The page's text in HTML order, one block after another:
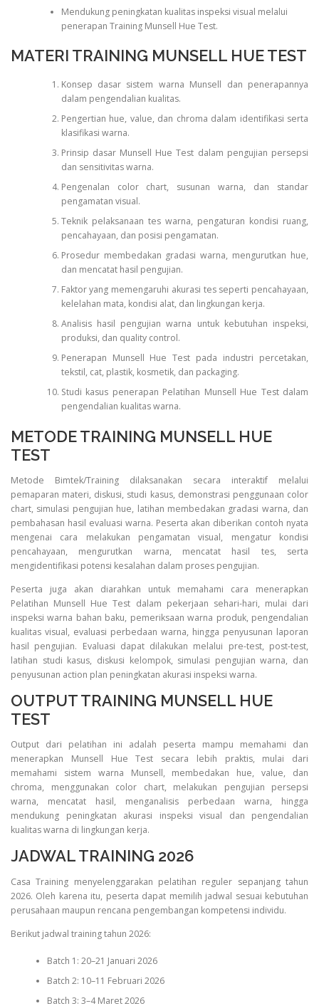
Mendukung peningkatan kualitas inspeksi visual melalui
penerapan Training Munsell Hue Test.
MATERI TRAINING MUNSELL HUE TEST
Konsep dasar sistem warna Munsell dan penerapannya
dalam pengendalian kualitas.
Pengertian hue, value, dan chroma dalam identifikasi serta
klasifikasi warna.
Prinsip dasar Munsell Hue Test dalam pengujian persepsi
dan sensitivitas warna.
Pengenalan color chart, susunan warna, dan standar
pengamatan visual.
Teknik pelaksanaan tes warna, pengaturan kondisi ruang,
pencahayaan, dan posisi pengamatan.
Prosedur membedakan gradasi warna, mengurutkan hue,
dan mencatat hasil pengujian.
Faktor yang memengaruhi akurasi tes seperti pencahayaan,
kelelahan mata, kondisi alat, dan lingkungan kerja.
Analisis hasil pengujian warna untuk kebutuhan inspeksi,
produksi, dan quality control.
Penerapan Munsell Hue Test pada industri percetakan,
tekstil, cat, plastik, kosmetik, dan packaging.
Studi kasus penerapan Pelatihan Munsell Hue Test dalam
pengendalian kualitas warna.
METODE TRAINING MUNSELL HUE
TEST
Metode Bimtek/Training dilaksanakan secara interaktif melalui
pemaparan materi, diskusi, studi kasus, demonstrasi penggunaan color
chart, simulasi pengujian hue, latihan membedakan gradasi warna, dan
pembahasan hasil evaluasi warna. Peserta akan diberikan contoh nyata
mengenai cara melakukan pengamatan visual, mengatur kondisi
pencahayaan, mengurutkan warna, mencatat hasil tes, serta
mengidentifikasi potensi kesalahan dalam proses pengujian.
Peserta juga akan diarahkan untuk memahami cara menerapkan
Pelatihan Munsell Hue Test dalam pekerjaan sehari-hari, mulai dari
inspeksi warna bahan baku, pemeriksaan warna produk, pengendalian
kualitas visual, evaluasi perbedaan warna, hingga penyusunan laporan
hasil pengujian. Evaluasi dapat dilakukan melalui pre-test, post-test,
latihan studi kasus, diskusi kelompok, simulasi pengujian warna, dan
penyusunan action plan peningkatan akurasi inspeksi warna.
OUTPUT TRAINING MUNSELL HUE
TEST
Output dari pelatihan ini adalah peserta mampu memahami dan
menerapkan Munsell Hue Test secara lebih praktis, mulai dari
memahami sistem warna Munsell, membedakan hue, value, dan
chroma, menggunakan color chart, melakukan pengujian persepsi
warna, mencatat hasil, menganalisis perbedaan warna, hingga
mendukung peningkatan akurasi inspeksi visual dan pengendalian
kualitas warna di lingkungan kerja.
JADWAL TRAINING 2026
Casa Training menyelenggarakan pelatihan reguler sepanjang tahun
2026. Oleh karena itu, peserta dapat memilih jadwal sesuai kebutuhan
perusahaan maupun rencana pengembangan kompetensi individu.
Berikut jadwal training tahun 2026:
Batch 1: 20–21 Januari 2026
Batch 2: 10–11 Februari 2026
Batch 3: 3–4 Maret 2026